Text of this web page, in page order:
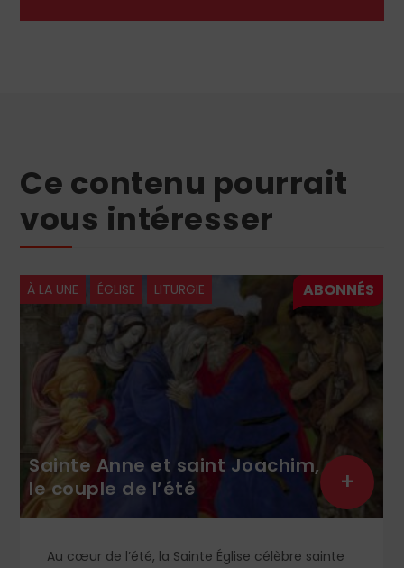
Ce contenu pourrait
vous intéresser
À LA UNE ÉGLISE LITURGIE
Sainte Anne et saint Joachim,
le couple de l’été
Au cœur de l’été, la Sainte Église célèbre sainte
+